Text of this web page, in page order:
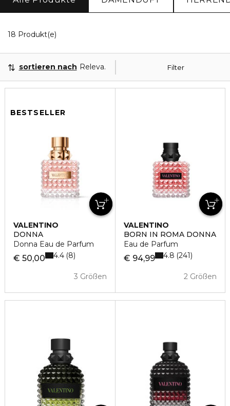
18 Produkt(e)
Filter
sortieren nach Relevanz
BESTSELLER
VALENTINO
DONNA
Donna Eau de Parfum
€ 50,00
3 Größen
4.4 8
VALENTINO
BORN IN ROMA DONNA
Eau de Parfum
€ 94,99
2 Größen
4.8 241